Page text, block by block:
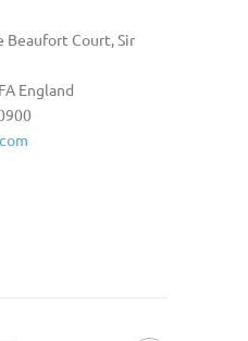
Beaufort Court, Sir
England